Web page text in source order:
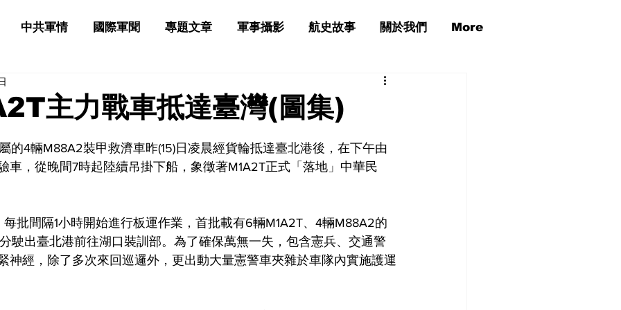
主力戰車抵達臺灣(圖集)
的4輛M88A2裝甲救濟車昨(15)日凌晨經貨輪抵達臺北港後，在下午由
車，從晚間7時起陸續吊掛下船，象徵著M1A2T正式「落地」中華民
批間隔1小時開始進行板運作業，首批載有6輛M1A2T、4輛M88A2的
駛出臺北港前往湖口裝訓部。為了確保萬無一失，包含憲兵、交通警
神經，除了多次來回巡邏外，更出動大量憲警車夾雜於車隊內實施護運
中共軍情 國際軍聞 專題文章 軍事攝影 航史故事 關於我們 More